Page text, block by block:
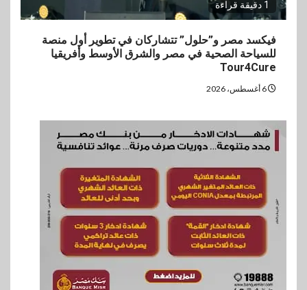
1 دقيقة قراءة
فيكسد مصر و”حلول” تتشاركان في تطوير أول منصة
للسياحة الصحية في مصر والشرق الأوسط وأفريقيا
Tour4Cure